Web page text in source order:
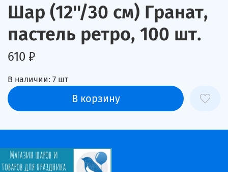
Шар (12''/30 см) Гранат,
пастель ретро, 100 шт.
610 ₽
В наличии: 7 шт
В корзину